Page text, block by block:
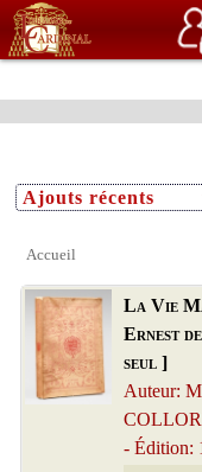
Service client 06 15 37 15 37
Accueil
La Vie
Ernest
seul ]
Auteur:
- Édition: